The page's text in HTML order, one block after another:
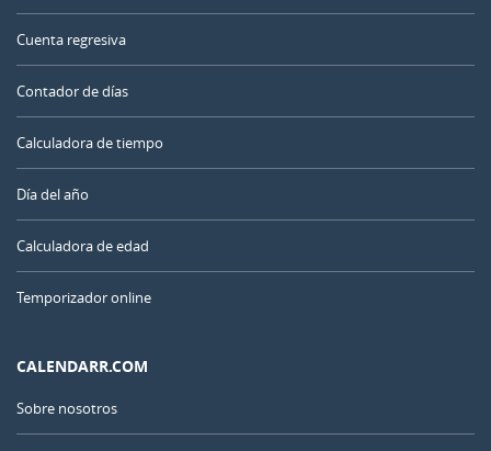
Cuenta regresiva
Contador de días
Calculadora de tiempo
Día del año
Calculadora de edad
Temporizador online
CALENDARR.COM
Sobre nosotros